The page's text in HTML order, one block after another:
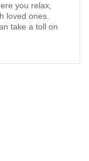
you relax,
loved ones.
take a toll on